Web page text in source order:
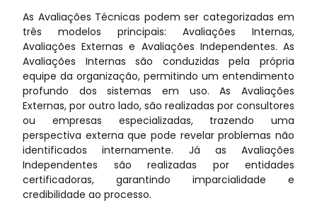
As Avaliações Técnicas podem ser categorizadas em
três modelos principais: Avaliações Internas,
Avaliações Externas e Avaliações Independentes. As
Avaliações Internas são conduzidas pela própria
equipe da organização, permitindo um entendimento
profundo dos sistemas em uso. As Avaliações
Externas, por outro lado, são realizadas por consultores
ou empresas especializadas, trazendo uma
perspectiva externa que pode revelar problemas não
identificados internamente. Já as Avaliações
Independentes são realizadas por entidades
certificadoras, garantindo imparcialidade e
credibilidade ao processo.